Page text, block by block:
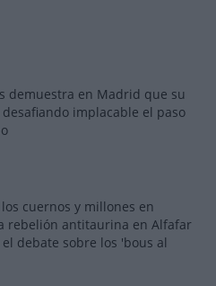
demuestra en Madrid que su
desafiando implacable el paso
los cuernos y millones en
rebelión antitaurina en Alfafar
debate sobre los 'bous al